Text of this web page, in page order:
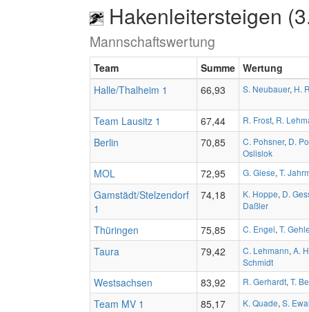
Hakenleitersteigen
Mannschaftswertung
Team Summe Wertung
Halle/Thalheim 1
66,93 S. Neubauer, H.
Team Lausitz 1 67,44 R. Frost, R.
Berlin 70,85 C. Pohsner, D.
Oslislok
MOL 72,95 G. Giese, T.
Gamstädt/Stelzendorf
1
74,18 K. Hoppe, D.
Daßler
Thüringen 75,85 C. Engel, T.
Taura 79,42 C. Lehmann, A.
Schmidt
Westsachsen 83,92 R. Gerhardt, T.
Team MV 1 85,17 K. Quade, S.